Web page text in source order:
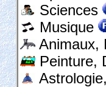
Sciences
Musique
Animaux,
Peinture,